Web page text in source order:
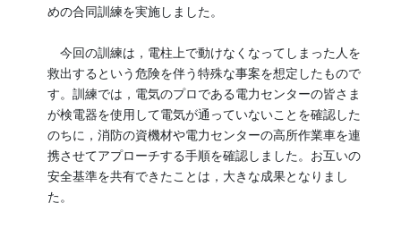
めの合同訓練を実施しました。
今回の訓練は，電柱上で動けなくなってしまった人を
救出するという危険を伴う特殊な事案を想定したもので
す。訓練では，電気のプロである電力センターの皆さま
が検電器を使用して電気が通っていないことを確認した
のちに，消防の資機材や電力センターの高所作業車を連
携させてアプローチする手順を確認しました。お互いの
安全基準を共有できたことは，大きな成果となりまし
た。